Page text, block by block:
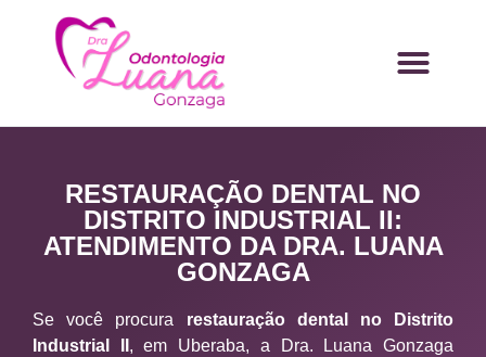
RESTAURAÇÃO DENTAL NO
DISTRITO INDUSTRIAL II:
ATENDIMENTO DA DRA. LUANA
GONZAGA
Se você procura restauração dental no Distrito
Industrial II , em Uberaba, a Dra. Luana Gonzaga